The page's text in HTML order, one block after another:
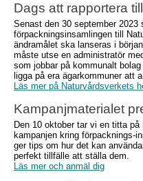
Dags att rapportera
Senast den 30 september
förpackningsinsamlingen till
ändramålet ska lanseras i
måste utse en administratör
som jobbar på kommunalt
ligga på era ägarkommuner att
Läs mer på Naturvårdsverkets
Kampanjmaterialet
Den 10 oktober tar vi en titta
kampanjen kring förpacknings-
ger tips om hur det kan
perfekt tillfälle att ställa dem.
Läs mer och anmäl dig